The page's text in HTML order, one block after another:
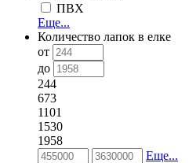
ПВХ
Еще...
Количество лапок в елке
от
до
244
673
1101
1530
1958
Еще...